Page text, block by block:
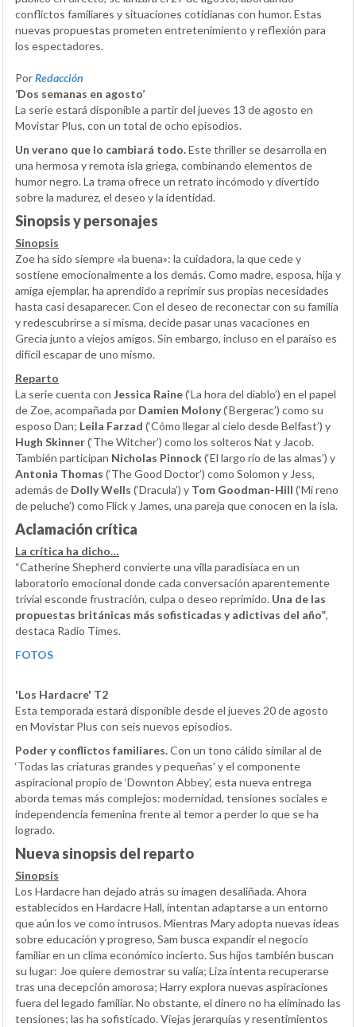
conflictos familiares y situaciones cotidianas con humor. Estas
nuevas propuestas prometen entretenimiento y reflexión para
los espectadores.
PorRedacción
‘Dos semanas en agosto’
La serie estará disponible a partir del jueves 13 de agosto en
Movistar Plus, con un total de ocho episodios.
Un verano que lo cambiará todo.Este thriller se desarrolla en
una hermosa y remota isla griega, combinando elementos de
humor negro. La trama ofrece un retrato incómodo y divertido
sobre la madurez, el deseo y la identidad.
Sinopsis y personajes
Sinopsis
Zoe ha sido siempre «la buena»: la cuidadora, la que cede y
sostiene emocionalmente a los demás. Como madre, esposa, hija y
amiga ejemplar, ha aprendido a reprimir sus propias necesidades
hasta casi desaparecer. Con el deseo de reconectar con su familia
y redescubrirse a sí misma, decide pasar unas vacaciones en
Grecia junto a viejos amigos. Sin embargo, incluso en el paraíso es
difícil escapar de uno mismo.
Reparto
La serie cuenta con Jessica Raine(‘La hora del diablo’) en el papel
de Zoe, acompañada por Damien Molony(‘Bergerac’) como su
esposo Dan; Leila Farzad (‘Cómo llegar al cielo desde Belfast’) y
Hugh Skinner(‘The Witcher’) como los solteros Nat y Jacob.
También participan Nicholas Pinnock(‘El largo río de las almas’) y
Antonia Thomas (‘The Good Doctor’) como Solomon y Jess,
además de Dolly Wells (‘Dracula’) y Tom Goodman-Hill (‘Mi reno
de peluche’) como Flick y James, una pareja que conocen en la isla.
Aclamación crítica
La crítica ha dicho…
“Catherine Shepherd convierte una villa paradisíaca en un
laboratorio emocional donde cada conversación aparentemente
trivial esconde frustración, culpa o deseo reprimido. Una de las
propuestas británicas más sofisticadas y adictivas del año”,
destaca Radio Times.
FOTOS
'Los Hardacre' T2
Esta temporada estará disponible desde el jueves 20 de agosto
en Movistar Plus con seis nuevos episodios.
Poder y conflictos familiares.Con un tono cálido similar al de
‘Todas las criaturas grandes y pequeñas’ y el componente
aspiracional propio de ‘Downton Abbey’, esta nueva entrega
aborda temas más complejos: modernidad, tensiones sociales e
independencia femenina frente al temor a perder lo que se ha
logrado.
Nueva sinopsis del reparto
Sinopsis
Los Hardacre han dejado atrás su imagen desaliñada. Ahora
establecidos en Hardacre Hall, intentan adaptarse a un entorno
que aún los ve como intrusos. Mientras Mary adopta nuevas ideas
sobre educación y progreso, Sam busca expandir el negocio
familiar en un clima económico incierto. Sus hijos también buscan
su lugar: Joe quiere demostrar su valía; Liza intenta recuperarse
tras una decepción amorosa; Harry explora nuevas aspiraciones
fuera del legado familiar. No obstante, el dinero no ha eliminado las
tensiones; las ha sofisticado. Viejas jerarquías y resentimientos